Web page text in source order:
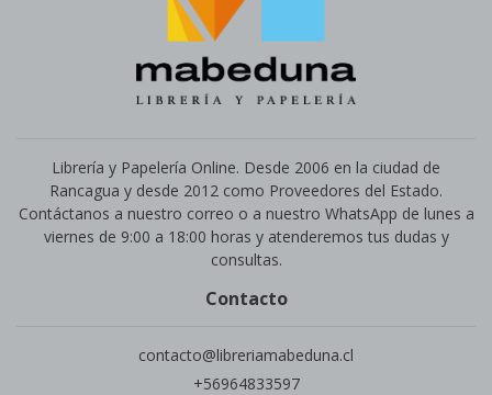
Librería y Papelería Online. Desde 2006 en la ciudad de
Rancagua y desde 2012 como Proveedores del Estado.
Contáctanos a nuestro correo o a nuestro WhatsApp de lunes a
viernes de 9:00 a 18:00 horas y atenderemos tus dudas y
consultas.
Contacto
contacto@libreriamabeduna.cl
+56964833597